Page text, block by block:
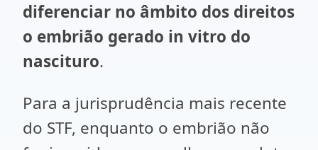
diferenciar no âmbito dos direitos
o embrião gerado in vitro do
nascituro.
Para a jurisprudência mais recente
do STF, enquanto o embrião não